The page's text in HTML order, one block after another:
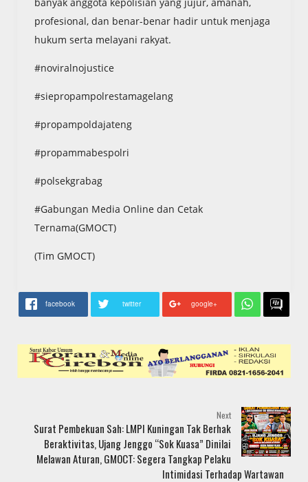
profesional, dan benar-benar hadir untuk menjaga
hukum serta melayani rakyat.
#noviralnojustice
#siepropampolrestamagelang
#propampoldajateng
#propammabespolri
#polsekgrabag
#Gabungan Media Online dan Cetak
Ternama(GMOCT)
(Tim GMOCT)
facebook twitter google+
Next
Surat Pembekuan Sah: LMPI Kuningan Tak Berhak
Beraktivitas, Ujang Jenggo “Sok Kuasa” Dinilai
Melawan Aturan, GMOCT: Segera Tangkap Pelaku
Intimidasi Terhadap Wartawan